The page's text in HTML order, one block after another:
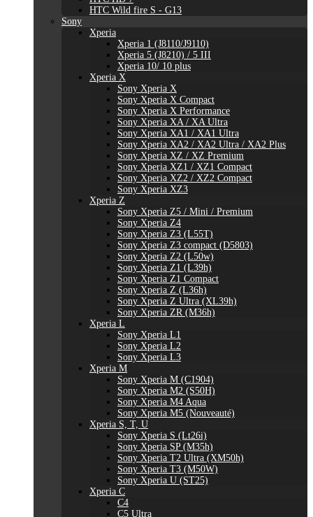
HTC Wild fire S - G13
Sony
Xperia
Xperia 1 (J8110/J9110)
Xperia 5 (J8210) / 5 III
Xperia 10/ 10 plus
Xperia X
Sony Xperia X
Sony Xperia X Compact
Sony Xperia X Performance
Sony Xperia XA / XA Ultra
Sony Xperia XA1 / XA1 Ultra
Sony Xperia XA2 / XA2 Ultra / XA2 Plus
Sony Xperia XZ / XZ Premium
Sony Xperia XZ1 / XZ1 Compact
Sony Xperia XZ2 / XZ2 Compact
Sony Xperia XZ3
Xperia Z
Sony Xperia Z5 / Mini / Premium
Sony Xperia Z4
Sony Xperia Z3 (L55T)
Sony Xperia Z3 compact (D5803)
Sony Xperia Z2 (L50w)
Sony Xperia Z1 (L39h)
Sony Xperia Z1 Compact
Sony Xperia Z (L36h)
Sony Xperia Z Ultra (XL39h)
Sony Xperia ZR (M36h)
Xperia L
Sony Xperia L1
Sony Xperia L2
Sony Xperia L3
Xperia M
Sony Xperia M (C1904)
Sony Xperia M2 (S50H)
Sony Xperia M4 Aqua
Sony Xperia M5 (Nouveauté)
Xperia S, T, U
Sony Xperia S (Lt26i)
Sony Xperia SP (M35h)
Sony Xperia T2 Ultra (XM50h)
Sony Xperia T3 (M50W)
Sony Xperia U (ST25)
Xperia C
C4
C5 Ultra